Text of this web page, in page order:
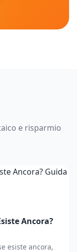
e risparmio
Ancora?
esiste ancora,